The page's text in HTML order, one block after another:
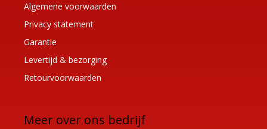
Algemene voorwaarden
Privacy statement
Garantie
Levertijd & bezorging
Retourvoorwaarden
Meer over ons bedrijf